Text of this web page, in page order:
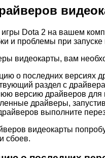
Dota 2 на вашем
и проблемы при запуске
видеокарты, вам
о последних версиях
раздел с
версию драйверов
драйверы,
выполните
видеокарты
сбоев.